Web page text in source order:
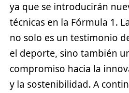
ya que se introducirán
técnicas en la Fórmula 1.
no solo es un testimonio
el deporte, sino también
compromiso hacia la
y la sostenibilidad. A